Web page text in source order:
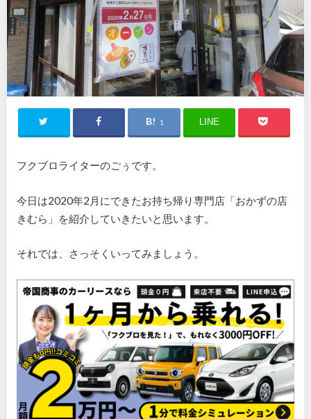
1 LINE
フクブロライターのごぅです。
今日は2020年2月にできたお持ち帰り専門店「おかずの店
きむら」を紹介していきたいと思います。
それでは、さっそくいってみましょう。